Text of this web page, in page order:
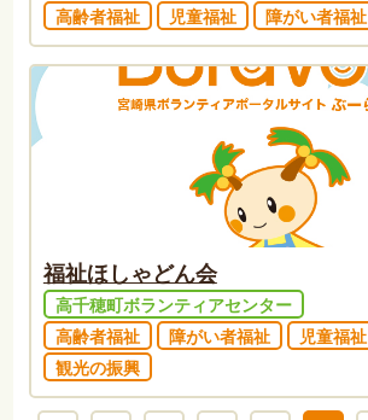
高齢者福祉
児童福祉 障がい者福祉
福祉ほしゃどん会
高千穂町ボランティアセンター
高齢者福祉
障がい者福祉 児童福祉
観光の振興